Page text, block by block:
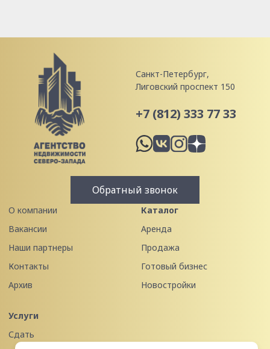
Санкт-Петербург,
Лиговский проспект 150
+7 (812) 333 77 33
Обратный звонок
О компании
Вакансии
Наши партнеры
Контакты
Архив
Каталог
Аренда
Продажа
Готовый бизнес
Новостройки
Услуги
Сдать